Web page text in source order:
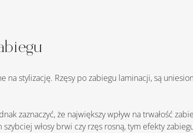
włosy brwi czy rzęs rosną, tym efekty